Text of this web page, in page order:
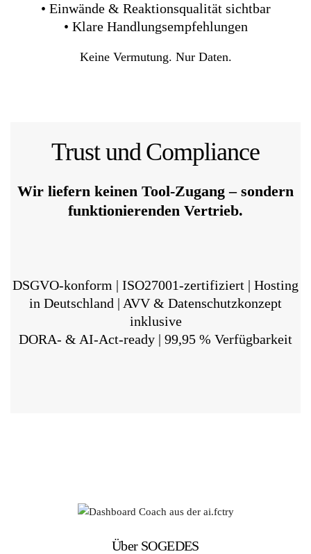
• Einwände & Reaktionsqualität sichtbar
• Klare Handlungsempfehlungen
Keine Vermutung. Nur Daten.
Trust und Compliance
Wir liefern keinen Tool-Zugang – sondern
funktionierenden Vertrieb.
DSGVO-konform | ISO27001-zertifiziert | Hosting
in Deutschland | AVV & Datenschutzkonzept
inklusive
DORA- & AI-Act-ready | 99,95 % Verfügbarkeit
Über SOGEDES